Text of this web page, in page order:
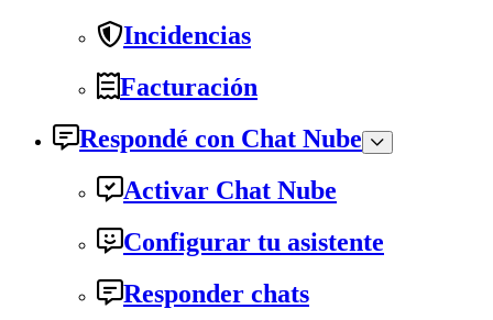
Incidencias
Facturación
Respondé con Chat Nube
Activar Chat Nube
Configurar tu asistente
Responder chats